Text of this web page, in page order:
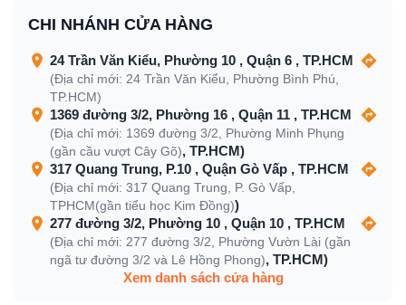
CHI NHÁNH CỬA HÀNG
24 Trần Văn Kiểu, Phường 10 , Quận 6 , TP.HCM
(Địa chỉ mới: 24 Trần Văn Kiểu, Phường Bình Phú,
TP.HCM)
1369 đường 3/2, Phường 16 , Quận 11 , TP.HCM
(Địa chỉ mới: 1369 đường 3/2, Phường Minh Phụng
(gần cầu vượt Cây Gõ), TP.HCM)
317 Quang Trung, P.10 , Quận Gò Vấp , TP.HCM
(Địa chỉ mới: 317 Quang Trung, P. Gò Vấp,
TPHCM(gần tiểu học Kim Đồng))
277 đường 3/2, Phường 10 , Quận 10 , TP.HCM
(Địa chỉ mới: 277 đường 3/2, Phường Vườn Lài (gần
ngã tư đường 3/2 và Lê Hồng Phong), TP.HCM)
Xem danh sách cửa hàng